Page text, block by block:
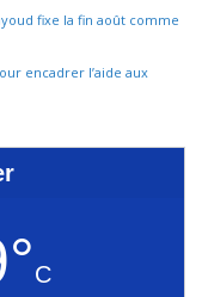
fixe la fin août comme
encadrer l’aide aux
C